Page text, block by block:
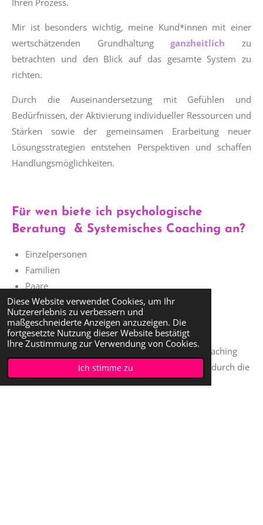
Diese Website verwendet Cookies, um Ihr
Nutzererlebnis zu verbessern und
maßgeschneiderte Anzeigen anzuzeigen. Die
fortgesetzte Nutzung dieser Website bestätigt
Ihre Zustimmung zur Verwendung von Cookies.
Ich stimme zu
Ihren Prozess.
Mir ist besonders wichtig, meine Kund*innen mit einer
wertschätzenden Grundhaltung
ganzheitlich
zu
betrachten und den Blick auf das gesamte System zu
richten.
Durch die Auseinandersetzung mit Gefühlen und
Bedürfnissen, der Aktivierung individueller Ressourcen und
Stärken sowie der gemeinsamen Erarbeitung neuer
Lösungsstrategien entstehen Perspektiven und schaffen
Handlungsmöglichkeiten.
Für wen biete ich psychologische
Beratung & Systemisches Coaching an?
Einzelpersonen
Familien
Paare
Teams
💡Hinweis: Die Kosten für ein psychologisches Coaching
werden privat getragen (keine Kostenübernahme durch die
Krankenkassen).